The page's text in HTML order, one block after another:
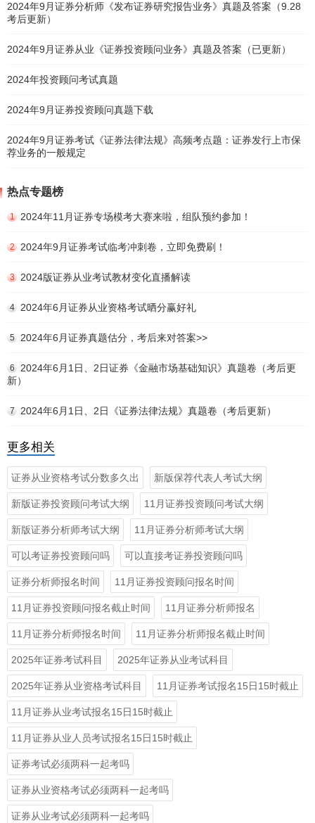
2024年9月证券分析师《发布证券研究报告业务》真题及答案（9.28
考后更新）
2024年9月证券从业《证券投资顾问业务》真题及答案（已更新）
2024年投资顾问考试真题
2024年9月证券投资顾问真题下载
2024年9月证券考试《证券法律法规》高频考点题：证券发行上市保
荐业务的一般规定
热点专题榜
1 2024年11月证券专场模考大赛来啦，组队预约参加！
2 2024年9月证券考试临考冲刺卷，立即免费刷！
3 2024版证券从业考试教材变化直播解读
4 2024年6月证券从业资格考试晒分赢好礼
5 2024年6月证券真题估分，考后来对答案>>
6
2024年6月1日、2日证券《金融市场基础知识》真题卷（考后更
新）
7 2024年6月1日、2日《证券法律法规》真题卷（考后更新）
更多相关
证券从业资格考试分数多久出 新版保荐代表人考试大纲
新版证券投资顾问考试大纲 11月证券投资顾问考试大纲
新版证券分析师考试大纲 11月证券分析师考试大纲
可以考证券投资顾问吗 可以直接考证券投资顾问吗
证券分析师报名时间 11月证券投资顾问报名时间
11月证券投资顾问报名截止时间 11月证券分析师报名
11月证券分析师报名时间 11月证券分析师报名截止时间
2025年证券考试科目 2025年证券从业考试科目
2025年证券从业资格考试科目 11月证券考试报名15日15时截止
11月证券从业考试报名15日15时截止
11月证券从业人员考试报名15日15时截止
证券考试必须两科一起考吗
证券从业资格考试必须两科一起考吗
证券从业考试必须两科一起考吗